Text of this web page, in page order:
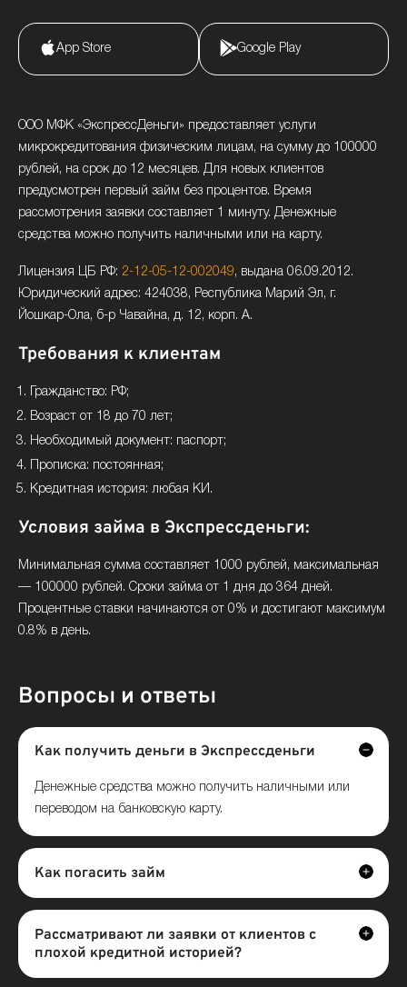
App Store Google Play
ООО МФК «ЭкспрессДеньги» предоставляет услуги
микрокредитования физическим лицам, на сумму до 100000
рублей, на срок до 12 месяцев. Для новых клиентов
предусмотрен первый займ без процентов. Время
рассмотрения заявки составляет 1 минуту. Денежные
средства можно получить наличными или на карту.
Лицензия ЦБ РФ: 2-12-05-12-002049, выдана 06.09.2012.
Юридический адрес: 424038, Республика Марий Эл, г.
Йошкар-Ола, б-р Чавайна, д. 12, корп. А.
Требования к клиентам
Гражданство: РФ;
Возраст от 18 до 70 лет;
Необходимый документ: паспорт;
Прописка: постоянная;
Кредитная история: любая КИ.
Условия займа в Экспрессденьги:
Минимальная сумма составляет 1000 рублей, максимальная
— 100000 рублей. Сроки займа от 1 дня до 364 дней.
Процентные ставки начинаются от 0% и достигают максимум
0.8% в день.
Вопросы и ответы
Как получить деньги в Экспрессденьги
Денежные средства можно получить наличными или
переводом на банковскую карту.
Как погасить займ
Рассматривают ли заявки от клиентов с
плохой кредитной историей?